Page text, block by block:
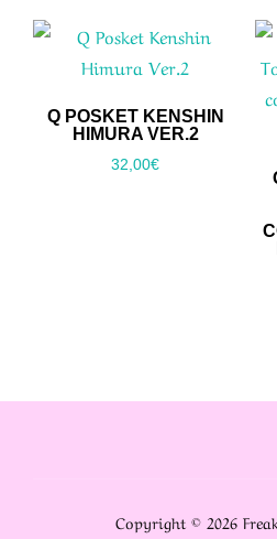
Q POSKET KENSHIN
HIMURA VER.2
32,00€
Copyright © 2026